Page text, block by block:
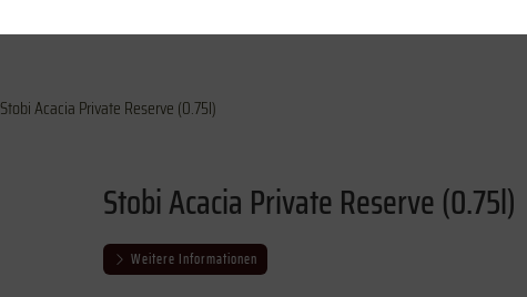
Stobi Acacia Private Reserve (0.75l)
Stobi Acacia Private Reserve (0.75l)
Weitere Informationen